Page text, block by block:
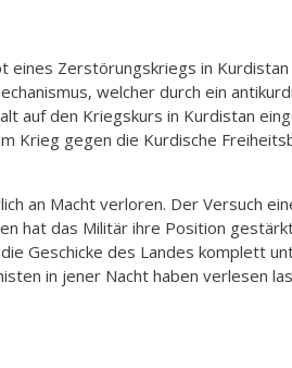
eines Zerstörungskriegs in
welcher durch ein
auf den Kriegskurs in Kurdistan
Krieg gegen die Kurdische
an Macht verloren. Der Versuch
hat das Militär ihre Position
Geschicke des Landes komplett
in jener Nacht haben verlesen